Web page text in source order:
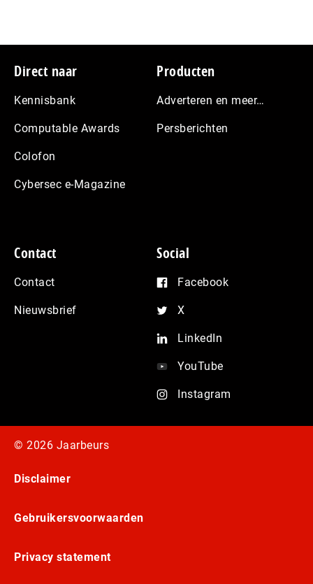
Footer
Direct naar
Kennisbank
Computable Awards
Colofon
Cybersec e-Magazine
Producten
Adverteren en meer…
Persberichten
Contact
Contact
Nieuwsbrief
Social
Facebook
X
LinkedIn
YouTube
Instagram
© 2026 Jaarbeurs
Disclaimer
Gebruikersvoorwaarden
Privacy statement